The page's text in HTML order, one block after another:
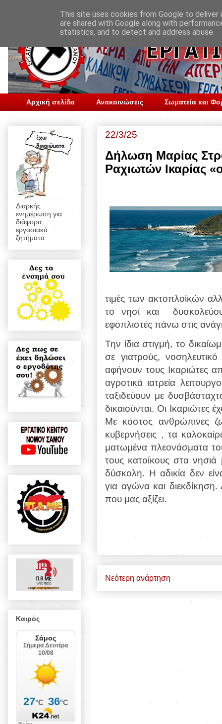
Αρχική σελίδα Ανακοινώσεις Σωματεία και
22/3/25
Δήλωση Μαρίας
Ραχιωτών Ικαρίας
τιμές των ακτοπλοϊκών
το νησί και
εφοπλιστές πάνω στις
Την ίδια στιγμή, το
σε γιατρούς,
αφήνουν τους Ικαριώτες
αγροτικά ιατρεία
ταξιδεύουν με
δικαιούνται. Οι Ικαριώτες
Με κόστος ανθρώπινες
κυβερνήσεις , τα
ματωμένα πλεονάσματα
τους κατοίκους στα
δύσκολη. Η αδικία δεν
για αγώνα και
που μας αξίζει.
Νεότερη ανάρτηση
Διαρκής
ενημέρωση για
διάφορα
εργασιακά
ζητήματα
Καιρός
This site uses cookies from Google to
are shared with Google along with
statistics, and to detect and address abuse.